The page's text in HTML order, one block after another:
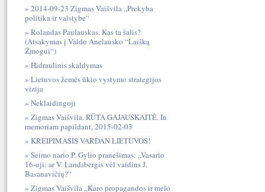
2014-09-23 Zigmas Vaišvila „Prekyba
politika ir valstybe“
Rolandas Paulauskas. Kas ta šalis?
(Atsakymas į Valdo Anelausko “Laišką
Žmogui“)
Hidraulinis skaldymas
Lietuvos žemės ūkio vystymo strategijos
vizija
Neklaidingoji
Zigmas Vaišvila. RŪTA GAJAUSKAITĖ. In
memoriam papildant, 2015-02-03
KREIPIMASIS VARDAN LIETUVOS!
Seimo nario P. Gylio pranešimas: „Vasario
16-oji: ar V. Landsbergis vėl vaidins J.
Basanavičių?“
Zigmas Vaišvila „Karo propagandos ir melo